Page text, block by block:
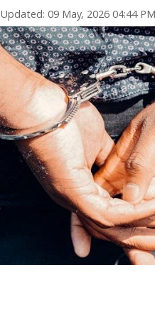
Updated: 09 May, 2026 04:44 PM